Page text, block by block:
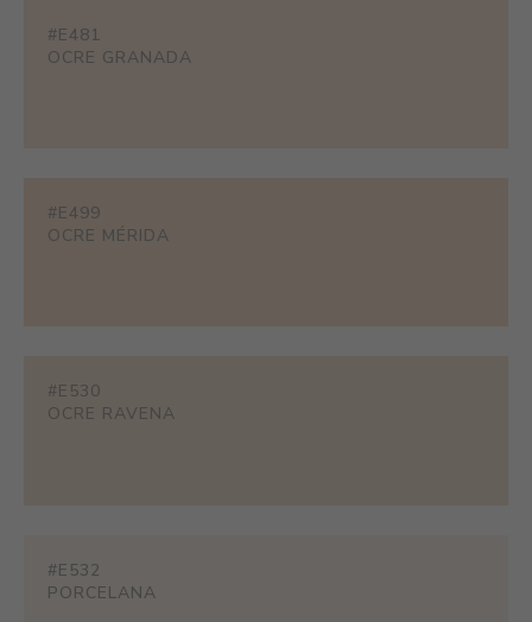
#E481
OCRE GRANADA
#E499
OCRE MÉRIDA
#E530
OCRE RAVENA
#E532
PORCELANA